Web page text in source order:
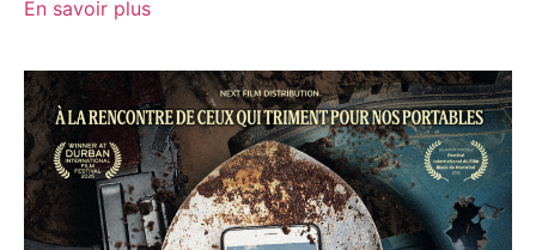
En savoir plus